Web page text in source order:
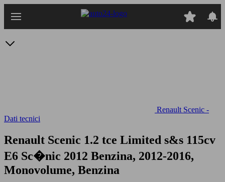
Renault Scenic -
Dati tecnici
Renault Scenic 1.2 tce Limited s&s 115cv
E6 Sc�nic 2012 Benzina, 2012-2016,
Monovolume, Benzina